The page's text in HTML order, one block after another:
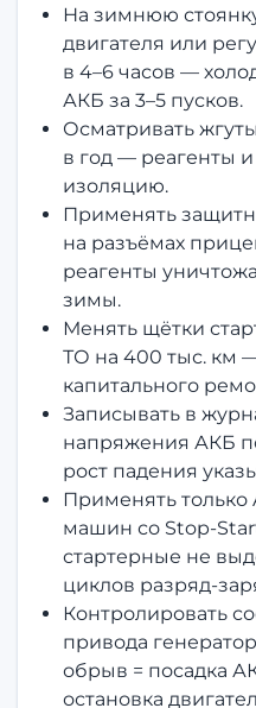
На зимнюю
двигателя или
в 4–6 часов —
АКБ за 3–5 пусков.
Осматривать
в год — реагенты
изоляцию.
Применять
на разъёмах
реагенты
зимы.
Менять щётки
ТО на 400 тыс. км
капитального
Записывать в
напряжения АКБ
рост падения
Применять только
машин со Stop-
стартерные не
циклов разряд-
Контролировать
привода
обрыв = посадка
остановка